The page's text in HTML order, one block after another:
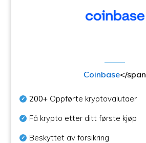
Coinbase</span
200+ Oppførte kryptovalutaer
Få krypto etter ditt første kjøp
Beskyttet av forsikring